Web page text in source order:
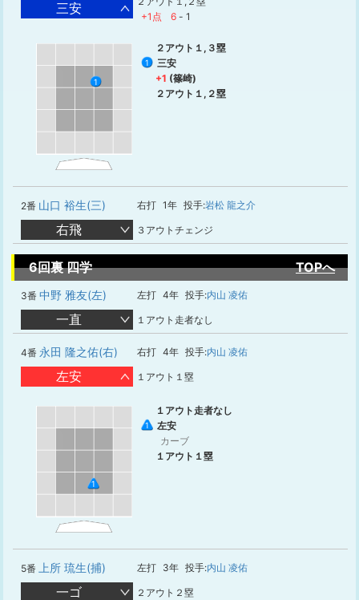
三安
+1点
6 - 1
1
２アウト１,３塁
1
三安
+1 (篠崎)
２アウト１,２塁
2番 山口 裕生(三) 右打 1年 投手:岩松 龍之介
右飛 ３アウトチェンジ
6回裏 四学 TOPへ
3番 中野 雅友(左) 左打 4年 投手:内山 凌佑
一直 １アウト走者なし
4番 永田 隆之佑(右) 右打 4年 投手:内山 凌佑
左安 １アウト１塁
1
１アウト走者なし
1
左安
カーブ
１アウト１塁
5番 上所 琉生(捕) 左打 3年 投手:内山 凌佑
一ゴ ２アウト２塁